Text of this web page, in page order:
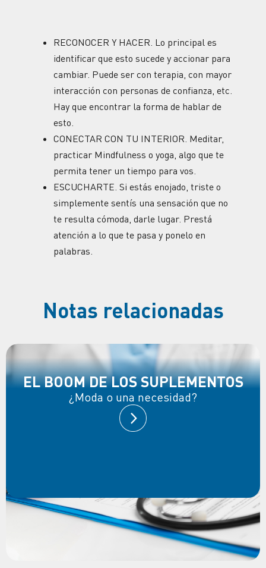
RECONOCER Y HACER. Lo principal es
identificar que esto sucede y accionar para
cambiar. Puede ser con terapia, con mayor
interacción con personas de confianza, etc.
Hay que encontrar la forma de hablar de
esto.
CONECTAR CON TU INTERIOR. Meditar,
practicar Mindfulness o yoga, algo que te
permita tener un tiempo para vos.
ESCUCHARTE. Si estás enojado, triste o
simplemente sentís una sensación que no
te resulta cómoda, darle lugar. Prestá
atención a lo que te pasa y ponelo en
palabras.
Notas relacionadas
EL BOOM DE LOS SUPLEMENTOS
¿Moda o una necesidad?